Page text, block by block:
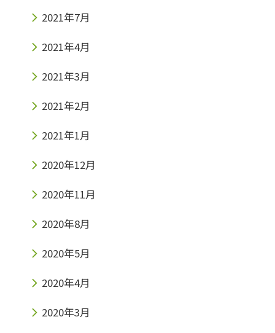
2021年7月
2021年4月
2021年3月
2021年2月
2021年1月
2020年12月
2020年11月
2020年8月
2020年5月
2020年4月
2020年3月